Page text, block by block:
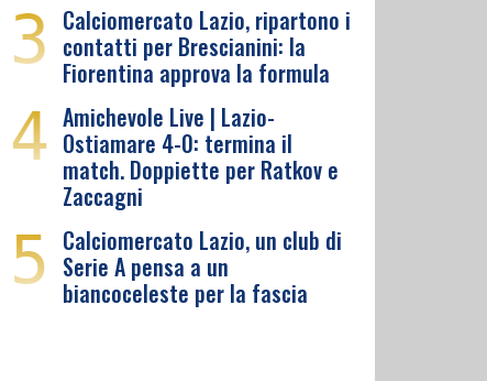
3 Calciomercato Lazio, ripartono i
contatti per Brescianini: la
Fiorentina approva la formula
4 Amichevole Live | Lazio-
Ostiamare 4-0: termina il
match. Doppiette per Ratkov e
Zaccagni
5 Calciomercato Lazio, un club di
Serie A pensa a un
biancoceleste per la fascia